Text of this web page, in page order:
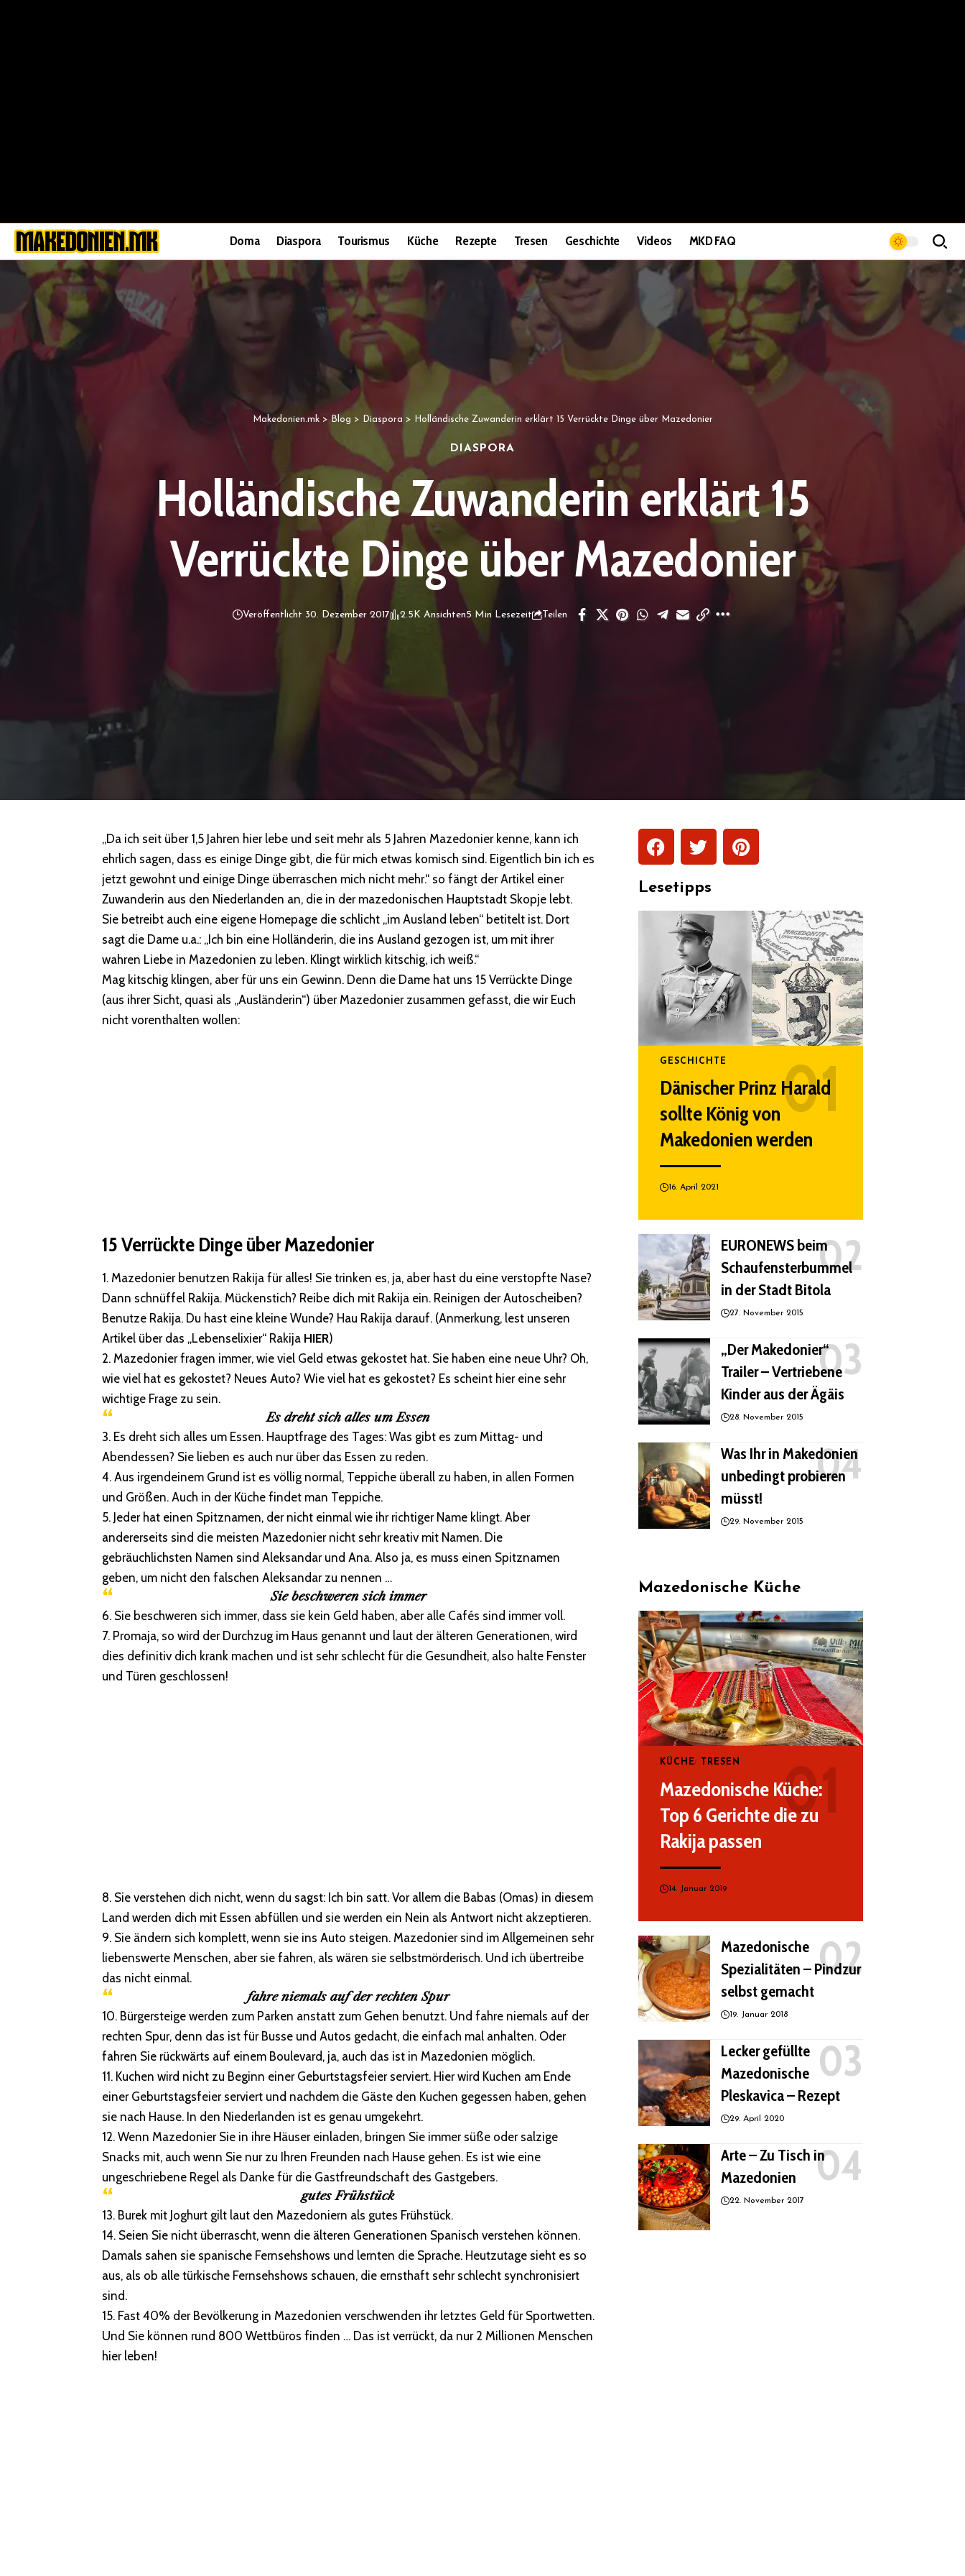
Doma Diaspora Tourismus Küche Rezepte Tresen Geschichte Videos MKD FAQ
Makedonien.mk>Blog > Diaspora > Holländische Zuwanderin erklärt 15 Verrückte Dinge über Mazedonier
DIASPORA
Holländische Zuwanderin erklärt 15
Verrückte Dinge über Mazedonier
Veröffentlicht 30. Dezember 2017 2.5K Ansichten5 Min Lesezeit Teilen
„Da ich seit über 1,5 Jahren hier lebe und seit mehr als 5 Jahren Mazedonier kenne, kann ich
ehrlich sagen, dass es einige Dinge gibt, die für mich etwas komisch sind. Eigentlich bin ich es
jetzt gewohnt und einige Dinge überraschen mich nicht mehr.“ so fängt der Artikel einer
Zuwanderin aus den Niederlanden an, die in der mazedonischen Hauptstadt Skopje lebt.
Sie betreibt auch eine eigene Homepage die schlicht „im Ausland leben“ betitelt ist. Dort
sagt die Dame u.a.: „Ich bin eine Holländerin, die ins Ausland gezogen ist, um mit ihrer
wahren Liebe in Mazedonien zu leben. Klingt wirklich kitschig, ich weiß.“
Mag kitschig klingen, aber für uns ein Gewinn. Denn die Dame hat uns 15 Verrückte Dinge
(aus ihrer Sicht, quasi als „Ausländerin“) über Mazedonier zusammen gefasst, die wir Euch
nicht vorenthalten wollen:
15 Verrückte Dinge über Mazedonier
1. Mazedonier benutzen Rakija für alles! Sie trinken es, ja, aber hast du eine verstopfte Nase?
Dann schnüffel Rakija. Mückenstich? Reibe dich mit Rakija ein. Reinigen der Autoscheiben?
Benutze Rakija. Du hast eine kleine Wunde? Hau Rakija darauf. (Anmerkung, lest unseren
Artikel über das „Lebenselixier“ Rakija HIER)
2. Mazedonier fragen immer, wie viel Geld etwas gekostet hat. Sie haben eine neue Uhr? Oh,
wie viel hat es gekostet? Neues Auto? Wie viel hat es gekostet? Es scheint hier eine sehr
wichtige Frage zu sein.
Es dreht sich alles um Essen
3. Es dreht sich alles um Essen. Hauptfrage des Tages: Was gibt es zum Mittag- und
Abendessen? Sie lieben es auch nur über das Essen zu reden.
4. Aus irgendeinem Grund ist es völlig normal, Teppiche überall zu haben, in allen Formen
und Größen. Auch in der Küche findet man Teppiche.
5. Jeder hat einen Spitznamen, der nicht einmal wie ihr richtiger Name klingt. Aber
andererseits sind die meisten Mazedonier nicht sehr kreativ mit Namen. Die
gebräuchlichsten Namen sind Aleksandar und Ana. Also ja, es muss einen Spitznamen
geben, um nicht den falschen Aleksandar zu nennen …
Sie beschweren sich immer
6. Sie beschweren sich immer, dass sie kein Geld haben, aber alle Cafés sind immer voll.
7. Promaja, so wird der Durchzug im Haus genannt und laut der älteren Generationen, wird
dies definitiv dich krank machen und ist sehr schlecht für die Gesundheit, also halte Fenster
und Türen geschlossen!
8. Sie verstehen dich nicht, wenn du sagst: Ich bin satt. Vor allem die Babas (Omas) in diesem
Land werden dich mit Essen abfüllen und sie werden ein Nein als Antwort nicht akzeptieren.
9. Sie ändern sich komplett, wenn sie ins Auto steigen. Mazedonier sind im Allgemeinen sehr
liebenswerte Menschen, aber sie fahren, als wären sie selbstmörderisch. Und ich übertreibe
das nicht einmal.
fahre niemals auf der rechten Spur
10. Bürgersteige werden zum Parken anstatt zum Gehen benutzt. Und fahre niemals auf der
rechten Spur, denn das ist für Busse und Autos gedacht, die einfach mal anhalten. Oder
fahren Sie rückwärts auf einem Boulevard, ja, auch das ist in Mazedonien möglich.
11. Kuchen wird nicht zu Beginn einer Geburtstagsfeier serviert. Hier wird Kuchen am Ende
einer Geburtstagsfeier serviert und nachdem die Gäste den Kuchen gegessen haben, gehen
sie nach Hause. In den Niederlanden ist es genau umgekehrt.
12. Wenn Mazedonier Sie in ihre Häuser einladen, bringen Sie immer süße oder salzige
Snacks mit, auch wenn Sie nur zu Ihren Freunden nach Hause gehen. Es ist wie eine
ungeschriebene Regel als Danke für die Gastfreundschaft des Gastgebers.
gutes Frühstück
13. Burek mit Joghurt gilt laut den Mazedoniern als gutes Frühstück.
14. Seien Sie nicht überrascht, wenn die älteren Generationen Spanisch verstehen können.
Damals sahen sie spanische Fernsehshows und lernten die Sprache. Heutzutage sieht es so
aus, als ob alle türkische Fernsehshows schauen, die ernsthaft sehr schlecht synchronisiert
sind.
15. Fast 40% der Bevölkerung in Mazedonien verschwenden ihr letztes Geld für Sportwetten.
Und Sie können rund 800 Wettbüros finden … Das ist verrückt, da nur 2 Millionen Menschen
hier leben!
Lesetipps
GESCHICHTE
Dänischer Prinz Harald
sollte König von
Makedonien werden
16. April 2021
EURONEWS beim
Schaufensterbummel
in der Stadt Bitola
27. November 2015
„Der Makedonier“
Trailer – Vertriebene
Kinder aus der Ägäis
28. November 2015
Was Ihr in Makedonien
unbedingt probieren
müsst!
29. November 2015
Mazedonische Küche
KÜCHE TRESEN
Mazedonische Küche:
Top 6 Gerichte die zu
Rakija passen
14. Januar 2019
Mazedonische
Spezialitäten – Pindzur
selbst gemacht
19. Januar 2018
Lecker gefüllte
Mazedonische
Pleskavica – Rezept
29. April 2020
Arte – Zu Tisch in
Mazedonien
22. November 2017